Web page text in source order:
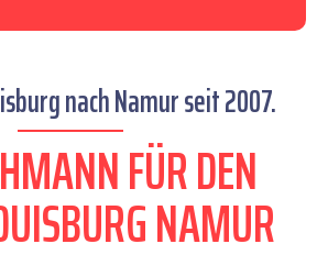
nach Namur seit 2007.
FÜR DEN
NAMUR